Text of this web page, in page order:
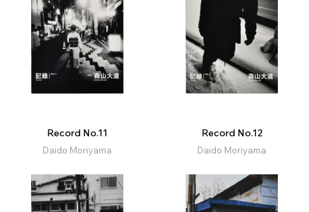
Record No.11
Daido Moriyama
Record No.12
Daido Moriyama